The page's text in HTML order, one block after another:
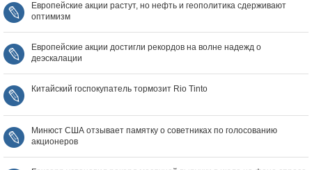
Европейские акции растут, но нефть и геополитика сдерживают
оптимизм
Европейские акции достигли рекордов на волне надежд о
деэскалации
Китайский госпокупатель тормозит Rio Tinto
Минюст США отзывает памятку о советниках по голосованию
акционеров